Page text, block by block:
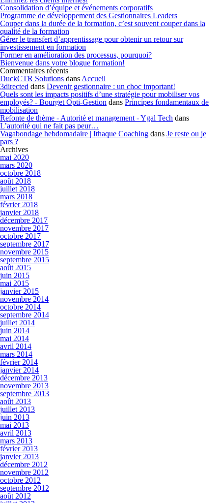
Consolidation d’équipe et événements corporatifs
Programme de développement des Gestionnaires Leaders
Couper dans la durée de la formation, c’est souvent couper dans la
qualité de la formation
Gérer le transfert d’apprentissage pour obtenir un retour sur
investissement en formation
Former en amélioration des processus, pourquoi?
Bienvenue dans votre blogue formation!
Commentaires récents
DuckCTR Solutions dans Accueil
3directed dans Devenir gestionnaire : un choc important!
Quels sont les impacts positifs d’une stratégie pour mobiliser vos
employés? - Bourget Opti-Gestion dans Principes fondamentaux de
mobilisation
Refonte de thème - Autorité et management - Ygal Tech dans
L’autorité qui ne fait pas peur…
Vagabondage hebdomadaire | Ithaque Coaching dans Je reste ou je
pars ?
Archives
mai 2020
mars 2020
octobre 2018
août 2018
juillet 2018
mars 2018
février 2018
janvier 2018
décembre 2017
novembre 2017
octobre 2017
septembre 2017
novembre 2015
septembre 2015
août 2015
juin 2015
mai 2015
janvier 2015
novembre 2014
octobre 2014
septembre 2014
juillet 2014
juin 2014
mai 2014
avril 2014
mars 2014
février 2014
janvier 2014
décembre 2013
novembre 2013
septembre 2013
août 2013
juillet 2013
juin 2013
mai 2013
avril 2013
mars 2013
février 2013
janvier 2013
décembre 2012
novembre 2012
octobre 2012
septembre 2012
août 2012